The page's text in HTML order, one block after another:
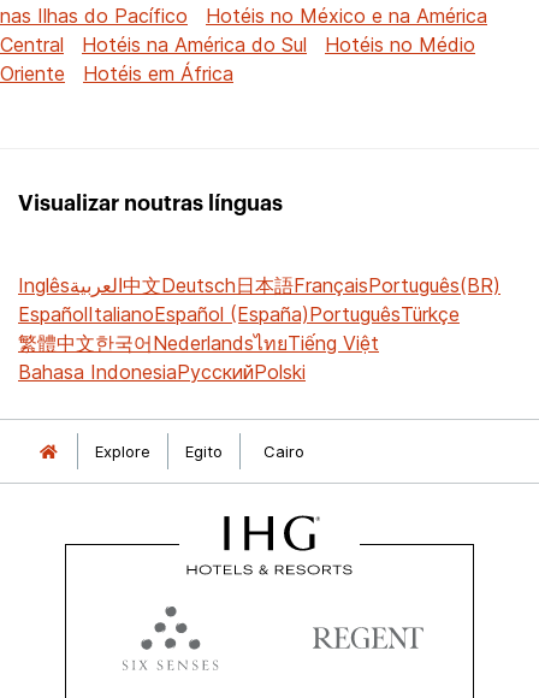
nas Ilhas do Pacífico
Hotéis no México e na América
Central
Hotéis na América do Sul
Hotéis no Médio
Oriente
Hotéis em África
Visualizar noutras línguas
Inglêsالعربية中文Deutsch日本語FrançaisPortuguês(BR)
EspañolItalianoEspañol (España)PortuguêsTürkçe
繁體中文한국어NederlandsไทยTiếng Việt
Bahasa IndonesiaРусскийPolski
Explore Egito Cairo